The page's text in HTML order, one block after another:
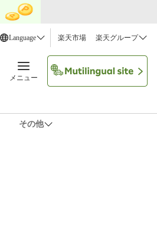
Language 楽天市場 楽天グループ
メニュー
その他